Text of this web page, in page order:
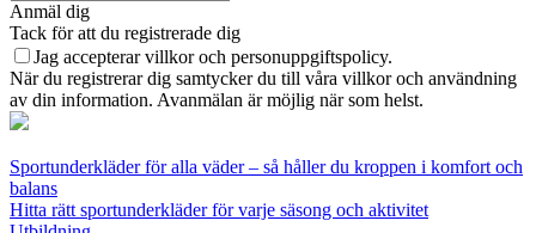
Anmäl dig
Tack för att du registrerade dig
Jag accepterar villkor och personuppgiftspolicy.
När du registrerar dig samtycker du till våra villkor och användning
av din information. Avanmälan är möjlig när som helst.
Sportunderkläder för alla väder – så håller du kroppen i komfort och
balans
Hitta rätt sportunderkläder för varje säsong och aktivitet